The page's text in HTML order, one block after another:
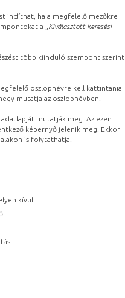
indíthat, ha a megfelelő mezőkre
a „ Kiválasztott keresési
több kiinduló szempont szerint
oszlopnévre kell kattintania
mutatja az oszlopnévben.
mutatják meg. Az ezen
képernyő jelenik meg. Ekkor
is folytathatja.
kívüli